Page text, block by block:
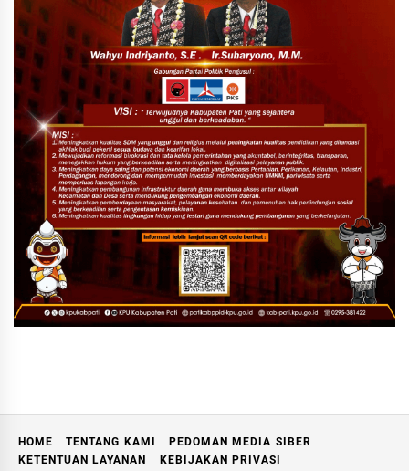
HOME TENTANG KAMI
PEDOMAN MEDIA SIBER
KETENTUAN LAYANAN
KEBIJAKAN PRIVASI